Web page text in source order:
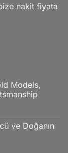
nakit fiyata
Models,
ve Doğanın